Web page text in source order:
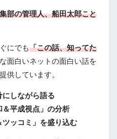
部の管理人、船田太郎こと
にでも「この話、知ってた
面白いネットの面白い話を
供しています。
しながら語る
平成視点」の分析
ツッコミ」を盛り込む